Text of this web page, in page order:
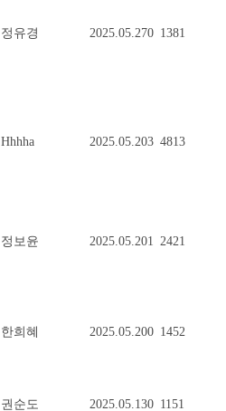
정유경 2025.05.270 1381
Hhhha 2025.05.203 4813
정보윤 2025.05.201 2421
한희혜 2025.05.200 1452
권순도 2025.05.130 1151